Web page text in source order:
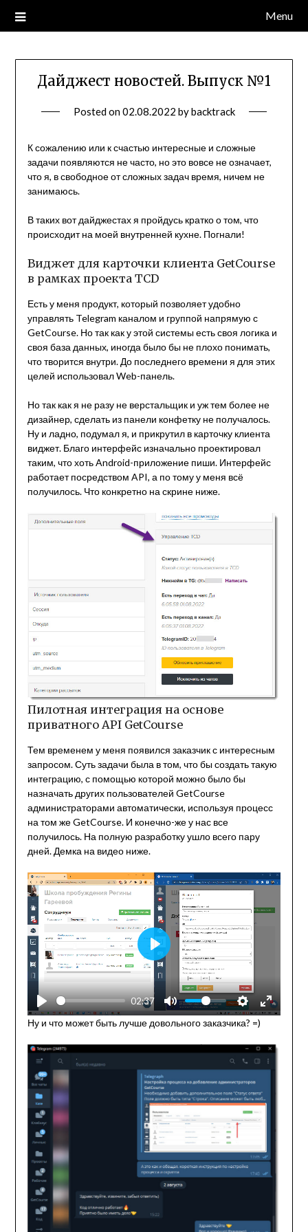
Menu
Дайджест новостей. Выпуск №1
Posted on02.08.2022 bybacktrack
К сожалению или к счастью интересные и сложные
задачи появляются не часто, но это вовсе не означает,
что я, в свободное от сложных задач время, ничем не
занимаюсь.
В таких вот дайджестах я пройдусь кратко о том, что
происходит на моей внутренней кухне. Погнали!
Виджет для карточки клиента GetCourse
в рамках проекта TCD
Есть у меня продукт, который позволяет удобно
управлять Telegram каналом и группой напрямую с
GetCourse. Но так как у этой системы есть своя логика и
своя база данных, иногда было бы не плохо понимать,
что творится внутри. До последнего времени я для этих
целей использовал Web-панель.
Но так как я не разу не верстальщик и уж тем более не
дизайнер, сделать из панели конфетку не получалось.
Ну и ладно, подумал я, и прикрутил в карточку клиента
виджет. Благо интерфейс изначально проектировал
таким, что хоть Android-приложение пиши. Интерфейс
работает посредством API, а по тому у меня всё
получилось. Что конкретно на скрине ниже.
Пилотная интеграция на основе
приватного API GetCourse
Тем временем у меня появился заказчик с интересным
запросом. Суть задачи была в том, что бы создать такую
интеграцию, с помощью которой можно было бы
назначать других пользователей GetCourse
администраторами автоматически, используя процесс
на том же GetCourse. И конечно-же у нас все
получилось. На полную разработку ушло всего пару
дней. Демка на видео ниже.
02:37
Play
Ну и что может быть лучше довольного заказчика? =)